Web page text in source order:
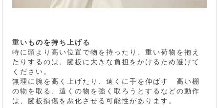
重いものを持ち上げる
特に頭より高い位置で物を持ったり、重い荷物を抱え
たりするのは、腱板に大きな負担をかけるため避けて
ください。
無理に腕を高く上げたり、遠くに手を伸ばす 高い棚
の物を取る、遠くの物を強く取ろうとするなどの動作
は、腱板損傷を悪化させる可能性があります。